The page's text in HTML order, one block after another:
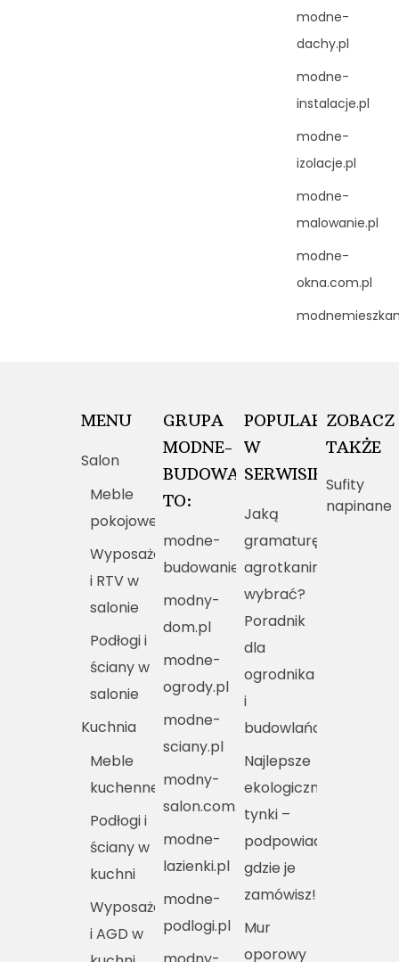
modne-
dachy.pl
modne-
instalacje.pl
modne-
izolacje.pl
modne-
malowanie.pl
modne-
okna.com.pl
MENU
Salon
Meble
pokojowe
Wyposażenie
i RTV w
salonie
Podłogi i
ściany w
salonie
Kuchnia
Meble
kuchenne
Podłogi i
ściany w
kuchni
Wyposażenie
i AGD w
GRUPA
MODNE-
BUDOWANIE.PL
TO:
modne-
budowanie.pl
modny-
dom.pl
modne-
ogrody.pl
modne-
sciany.pl
modny-
salon.com.pl
modne-
lazienki.pl
modne-
podlogi.pl
POPULARNE
W
SERWISIE
Jaką
gramaturę
agrotkaniny
wybrać?
Poradnik
dla
ogrodnika
i
budowlańca
Najlepsze
ekologiczne
tynki –
podpowiadamy,
gdzie je
zamówisz!
Mur
oporowy
ZOBACZ
TAKŻE
Sufity
napinane